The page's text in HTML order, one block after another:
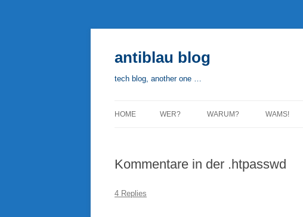
antiblau blog
tech blog, another one …
HOME WER? WARUM? WAMS!
Kommentare in der .htpasswd
4 Replies